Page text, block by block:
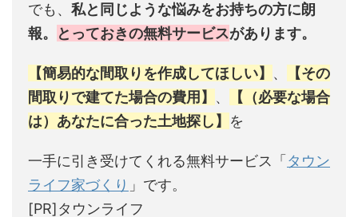
でも、 私と同じような悩みをお持ちの方に朗
報。
とっておきの無料サービスがあります。
【簡易的な間取りを作成してほしい】 、
【その
間取りで建てた場合の費用】 、
【（必要な場合
は）あなたに合った土地探し】 を
一手に引き受けてくれる無料サービス「 タウン
ライフ家づくり 」です。
[PR]タウンライフ